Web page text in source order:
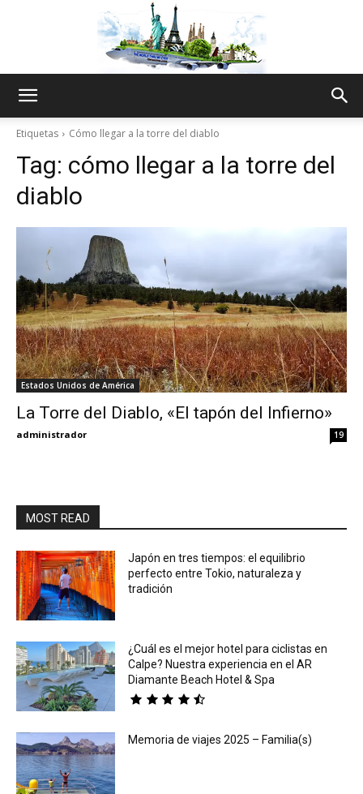
My
Etiquetas Cómo llegar a la torre del diablo
Tag: cómo llegar a la torre del
diablo
Estados Unidos de América
La Torre del Diablo, «El tapón del Infierno»
administrador 19
MOST READ
Japón en tres tiempos: el equilibrio
perfecto entre Tokio, naturaleza y
tradición
¿Cuál es el mejor hotel para ciclistas en
Calpe? Nuestra experiencia en el AR
Diamante Beach Hotel & Spa
Memoria de viajes 2025 – Familia(s)